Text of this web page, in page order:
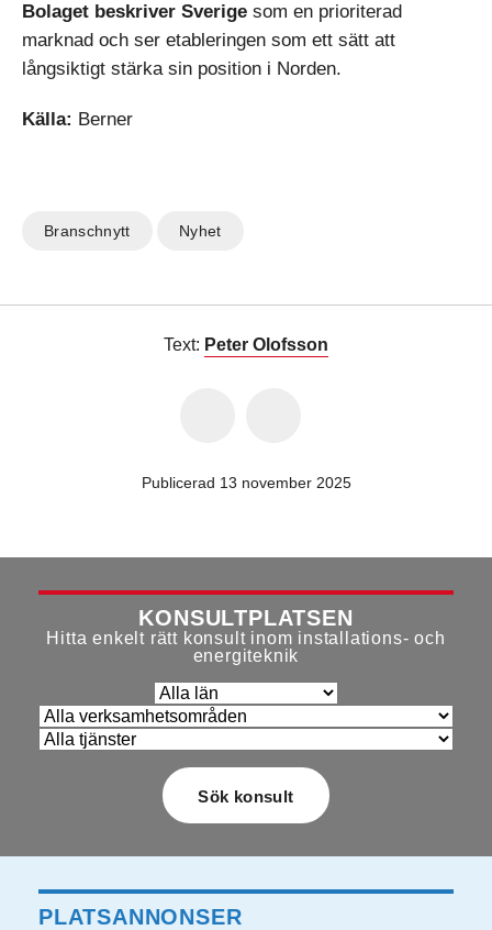
Bolaget beskriver Sverige som en prioriterad
marknad och ser etableringen som ett sätt att
långsiktigt stärka sin position i Norden.
Källa: Berner
Branschnytt Nyhet
Text: Peter Olofsson
Publicerad 13 november 2025
KONSULTPLATSEN
Hitta enkelt rätt konsult inom installations- och
energiteknik
PLATSANNONSER